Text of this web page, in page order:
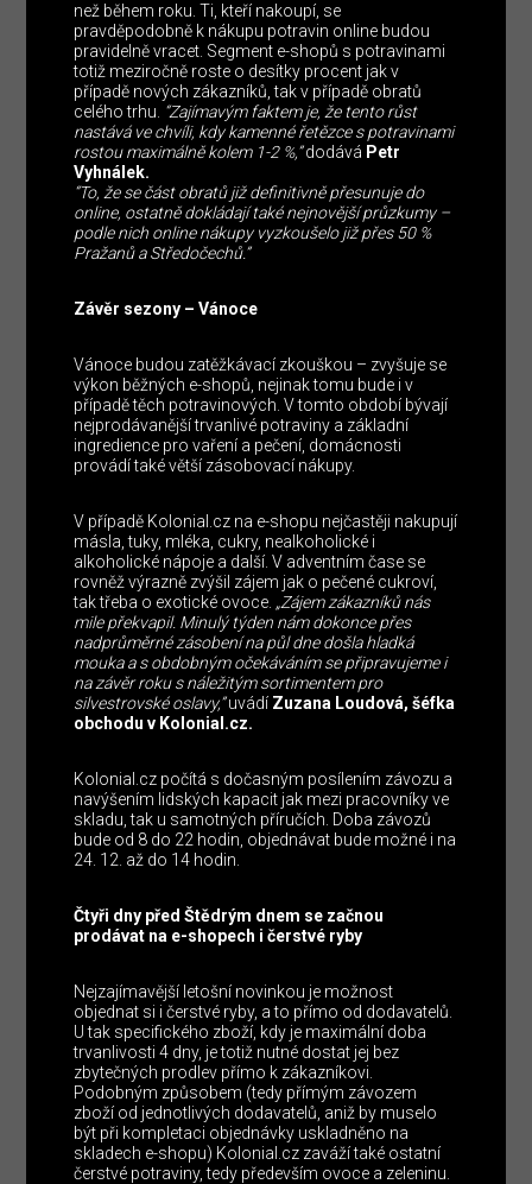
než během roku. Ti, kteří nakoupí, se
pravděpodobně k nákupu potravin online budou
pravidelně vracet. Segment e-shopů s potravinami
totiž meziročně roste o desítky procent jak v
případě nových zákazníků, tak v případě obratů
celého trhu. “Zajímavým faktem je, že tento růst
nastává ve chvíli, kdy kamenné řetězce s potravinami
rostou maximálně kolem 1-2 %,”dodává Petr
Vyhnálek.
“To, že se část obratů již definitivně přesunuje do
online, ostatně dokládají také nejnovější průzkumy –
podle nich online nákupy vyzkoušelo již přes 50 %
Pražanů a Středočechů.”
Závěr sezony – Vánoce
Vánoce budou zatěžkávací zkouškou – zvyšuje se
výkon běžných e-shopů, nejinak tomu bude i v
případě těch potravinových. V tomto období bývají
nejprodávanější trvanlivé potraviny a základní
ingredience pro vaření a pečení, domácnosti
provádí také větší zásobovací nákupy.
V případě Kolonial.cz na e-shopu nejčastěji nakupují
másla, tuky, mléka, cukry, nealkoholické i
alkoholické nápoje a další. V adventním čase se
rovněž výrazně zvýšil zájem jak o pečené cukroví,
tak třeba o exotické ovoce. „Zájem zákazníků nás
mile překvapil. Minulý týden nám dokonce přes
nadprůměrné zásobení na půl dne došla hladká
mouka a s obdobným očekáváním se připravujeme i
na závěr roku s náležitým sortimentem pro
silvestrovské oslavy,”uvádí Zuzana Loudová, šéfka
obchodu v Kolonial.cz.
Kolonial.cz počítá s dočasným posílením závozu a
navýšením lidských kapacit jak mezi pracovníky ve
skladu, tak u samotných příručích. Doba závozů
bude od 8 do 22 hodin, objednávat bude možné i na
24. 12. až do 14 hodin.
Čtyři dny před Štědrým dnem se začnou
prodávat na e-shopech i čerstvé ryby
Nejzajímavější letošní novinkou je možnost
objednat si i čerstvé ryby, a to přímo od dodavatelů.
U tak specifického zboží, kdy je maximální doba
trvanlivosti 4 dny, je totiž nutné dostat jej bez
zbytečných prodlev přímo k zákazníkovi.
Podobným způsobem (tedy přímým závozem
zboží od jednotlivých dodavatelů, aniž by muselo
být při kompletaci objednávky uskladněno na
skladech e-shopu) Kolonial.cz zaváží také ostatní
čerstvé potraviny, tedy především ovoce a zeleninu.